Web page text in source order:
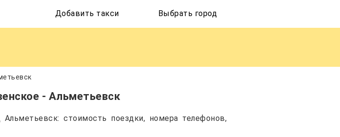
Добавить такси Выбрать город
- Альметьевск
стоимость поездки, номера телефонов,